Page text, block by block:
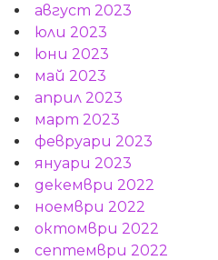
август 2023
юли 2023
юни 2023
май 2023
април 2023
март 2023
февруари 2023
януари 2023
декември 2022
ноември 2022
октомври 2022
септември 2022